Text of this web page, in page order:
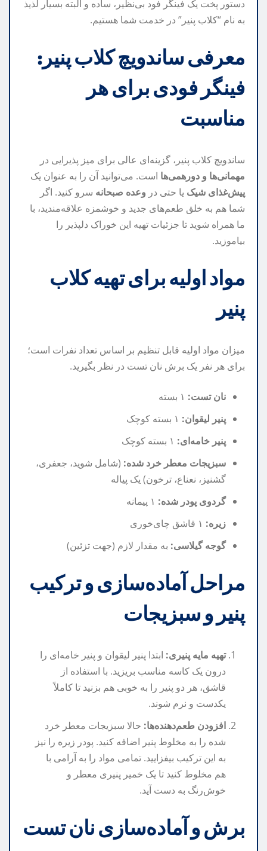
دستور پخت یک فینگر فود بی‌نظیر، ساده و البته بسیار لذیذ
به نام “کلاب پنیر” در خدمت شما هستیم.
معرفی ساندویچ کلاب پنیر:
فینگر فودی برای هر
مناسبت
ساندویچ کلاب پنیر، گزینه‌ای عالی برای میز پذیرایی در
مهمانی‌ها و دورهمی‌ها است. می‌توانید آن را به عنوان یک
پیش‌غذای شیک یا حتی در وعده صبحانه سرو کنید. اگر
شما هم به خلق طعم‌های جدید و خوشمزه علاقه‌مندید، با
ما همراه شوید تا جزئیات تهیه این خوراک دلپذیر را
بیاموزید.
مواد اولیه برای تهیه کلاب
پنیر
میزان مواد اولیه قابل تنظیم بر اساس تعداد نفرات است؛
برای هر نفر یک برش نان تست در نظر بگیرید.
نان تست:
پنیر لیقوان:
پنیر خامه‌ای:
سبزیجات معطر خرد شده: (شامل شوید، جعفری،
گشنیز، نعناع، ترخون) یک پیاله
گردوی پودر شده:
زیره:
گوجه گیلاسی: به مقدار لازم (جهت تزئین)
مراحل آماده‌سازی و ترکیب
پنیر و سبزیجات
تهیه مایه پنیری: ابتدا پنیر لیقوان و پنیر خامه‌ای را
درون یک کاسه مناسب بریزید. با استفاده از
قاشق، هر دو پنیر را به خوبی هم بزنید تا کاملاً
یکدست و نرم شوند.
افزودن طعم‌دهنده‌ها: حالا سبزیجات معطر خرد
شده را به مخلوط پنیر اضافه کنید. پودر زیره را نیز
به این ترکیب بیفزایید. تمامی مواد را به آرامی با
هم مخلوط کنید تا یک خمیر پنیری معطر و
خوش‌رنگ به دست آید.
برش و آماده‌سازی نان تست